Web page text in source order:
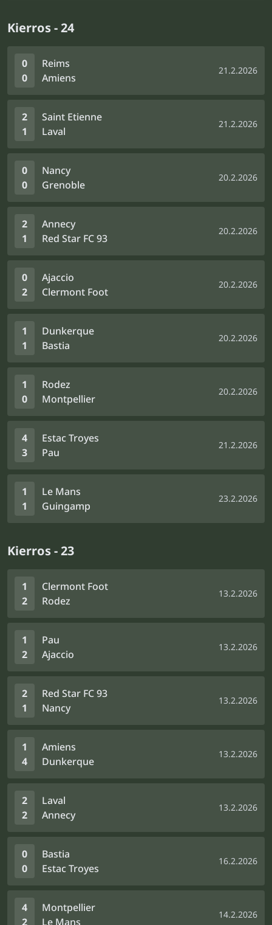
Kierros - 24
0
0
Reims
Amiens
21.2.2026
2
1
Saint Etienne
Laval
21.2.2026
0
0
Nancy
Grenoble
20.2.2026
2
1
Annecy
Red Star FC 93
20.2.2026
0
2
Ajaccio
Clermont Foot
20.2.2026
1
1
Dunkerque
Bastia
20.2.2026
1
0
Rodez
Montpellier
20.2.2026
4
3
Estac Troyes
Pau
21.2.2026
1
1
Le Mans
Guingamp
23.2.2026
Kierros - 23
1
2
Clermont Foot
Rodez
13.2.2026
1
2
Pau
Ajaccio
13.2.2026
2
1
Red Star FC 93
Nancy
13.2.2026
1
4
Amiens
Dunkerque
13.2.2026
2
2
Laval
Annecy
13.2.2026
0
0
Bastia
Estac Troyes
16.2.2026
4
2
Montpellier
Le Mans
14.2.2026